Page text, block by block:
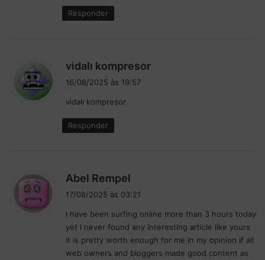
:
Responder
vidalı kompresor
16/08/2025 às 19:57
vidalı kompresor
Responder
Abel Rempel
s
e
:
17/08/2025 às 03:21
I have been surfing online more than 3 hours today
yet I never found any interesting article like yours
It is pretty worth enough for me In my opinion if all
web owners and bloggers made good content as